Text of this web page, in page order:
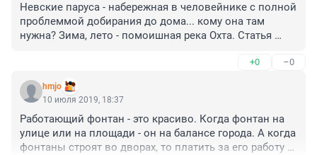
Невские паруса - набережная в человейнике с полной
проблеммой добирания до дома... кому она там
нужна? Зима, лето - помоишная река Охта. Статья
+0 –0
hmjo
10 июля 2019, 18:37
Работающий фонтан - это красиво. Когда фонтан на
улице или на площади - он на балансе города. А когда
фонтаны строят во дворах, то платить за его работу и